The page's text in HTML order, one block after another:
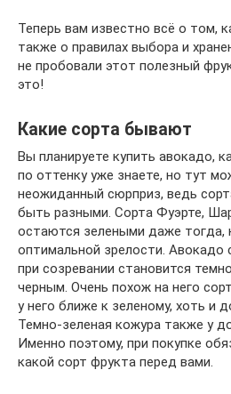
Теперь вам известно всё о том,
также о правилах выбора и
не пробовали этот полезный
это!
Какие сорта бывают
Вы планируете купить авокадо,
по оттенку уже знаете, но тут
неожиданный сюрприз, ведь
быть разными. Сорта Фуэрте,
остаются зелеными даже тогда,
оптимальной зрелости. Авокадо
при созревании становится
черным. Очень похож на него
у него ближе к зеленому, хоть и
Темно-зеленая кожура также у
Именно поэтому, при покупке
какой сорт фрукта перед вами.